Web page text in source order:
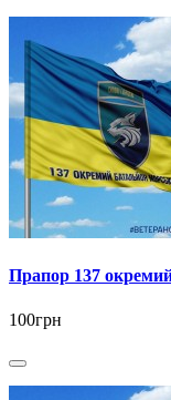
Прапор 137 окремий
100грн